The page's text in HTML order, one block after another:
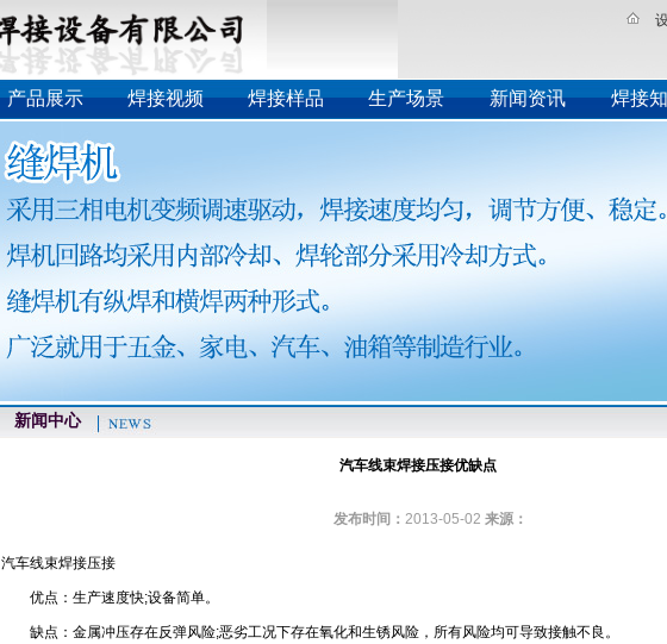
产品展示 焊接视频 焊接样品 生产场景 新闻资讯 焊接
新闻中心
汽车线束焊接压接优缺点
发布时间： 2013-05-02 来源：
汽车线束焊接压接
优点：生产速度快;设备简单。
缺点：金属冲压存在反弹风险;恶劣工况下存在氧化和生锈风险，所有风险均可导致接触不良。